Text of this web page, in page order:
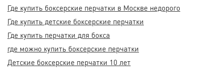
Где купить боксерские перчатки в Москве недорого
Где купить детские боксерские перчатки
Где купить перчатки для бокса
где можно купить боксерские перчатки
Детские боксерские перчатки 10 лет